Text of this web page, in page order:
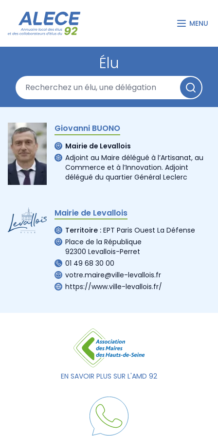
MENU
Élu
Giovanni BUONO
Mairie de Levallois
Adjoint au Maire délégué à l’Artisanat, au
Commerce et à l’Innovation. Adjoint
délégué du quartier Général Leclerc
Mairie de Levallois
Territoire : EPT Paris Ouest La Défense
Place de la République
92300 Levallois-Perret
01 49 68 30 00
votre.maire@ville-levallois.fr
https://www.ville-levallois.fr/
EN SAVOIR PLUS SUR L'AMD 92